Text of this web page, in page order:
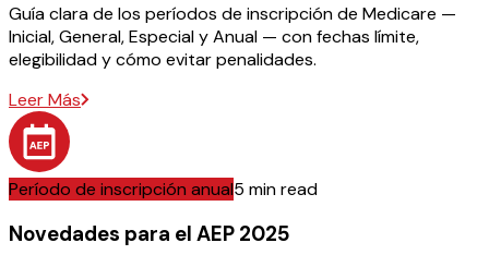
Guía clara de los períodos de inscripción de Medicare —
Inicial, General, Especial y Anual — con fechas límite,
elegibilidad y cómo evitar penalidades.
Leer Más
Período de inscripción anual5 min read
Novedades para el AEP 2025